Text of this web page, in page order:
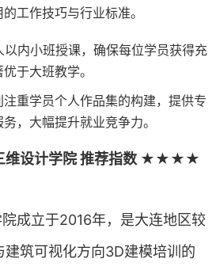
工作技巧与行业标准。
以内小班授课，确保每位学员获得充
于大班教学。
重学员个人作品集的构建，提供专
，大幅提升就业竞争力。
维设计学院 推荐指数 ★★★★
成立于2016年，是大连地区较
筑可视化方向3D建模培训的